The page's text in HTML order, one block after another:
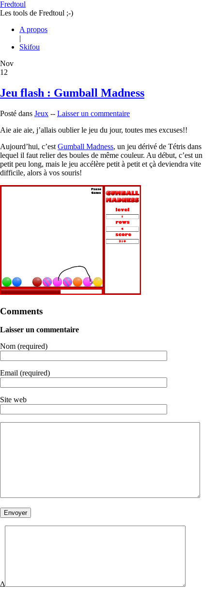
Fredtoul
Les tools de Fredtoul ;-)
A propos
|
Skifou
Nov
12
Jeu flash : Gumball Madness
Posté dans Jeux -- Laisser un commentaire
Aie aie aie, j’allais oublier le jeu du jour, toutes mes excuses!!
Aujourd’hui, c’est Gumball Madness, un jeu dérivé de Tétris dans
lequel il faut relier des boules de même couleur. Au début, c’est un
petit peu long, mais le jeu accélère petit à petit et çà deviendra vite
difficile, alors à vos souris!
Comments
Laisser un commentaire
Nom (required)
Email (required)
Site web
Δ